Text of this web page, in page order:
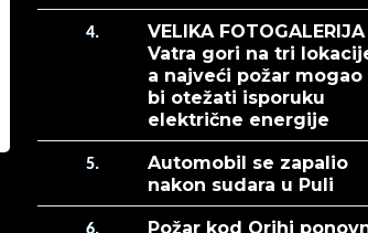
4.
VELIKA
Vatra gori na tri
a najveći požar mogao
bi otežati isporuku
električne energije
5.
Automobil se zapalio
nakon sudara u Puli
Požar kod Orihi